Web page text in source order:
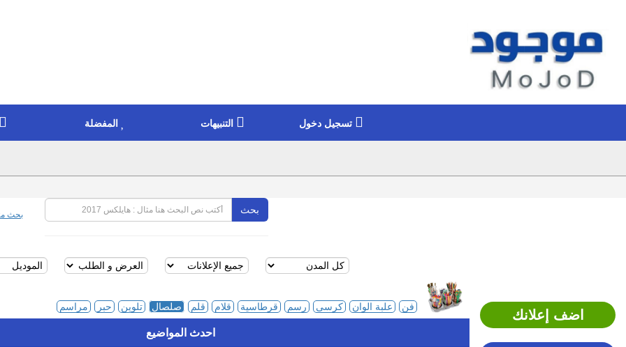
تسجيل دخول التنبيهات المفضلة
بحث بحث
اضف إعلانك
فن علبة الوان كرسى رسم قرطاسية قلام قلم صلصال تلوين حبر مراسم
احدث المواضيع